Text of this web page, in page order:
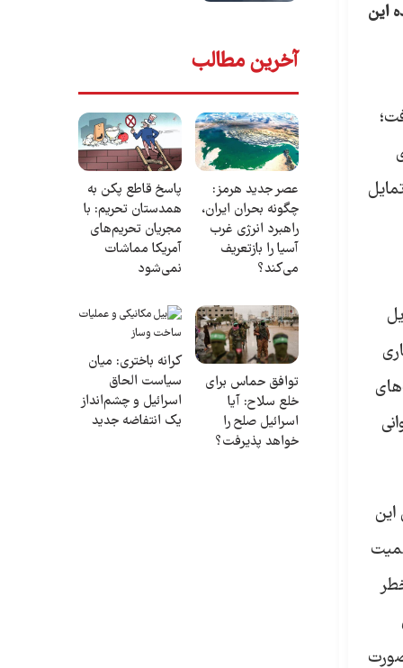
این
آخرین مطالب
عصر جدید هرمز:
چگونه بحران ایران،
راهبرد انرژی غرب
آسیا را بازتعریف
می‌کند؟
پاسخ قاطع پکن به
همدستان تحریم: با
مجریان تحریم‌های
آمریکا مماشات
نمی‌شود
توافق حماس برای
خلع سلاح: آیا
اسرائیل صلح را
خواهد پذیرفت؟
کرانه باختری: میان
سیاست الحاق
اسرائیل و چشم‌انداز
یک انتفاضه جدید